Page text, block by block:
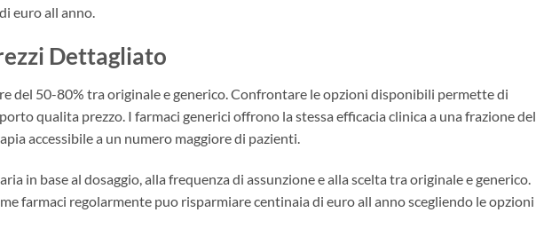
euro all anno.
Dettagliato
del 50-80% tra originale e generico. Confrontare le opzioni disponibili permette di
qualita prezzo. I farmaci generici offrono la stessa efficacia clinica a una frazione del
accessibile a un numero maggiore di pazienti.
in base al dosaggio, alla frequenza di assunzione e alla scelta tra originale e generico.
farmaci regolarmente puo risparmiare centinaia di euro all anno scegliendo le opzioni